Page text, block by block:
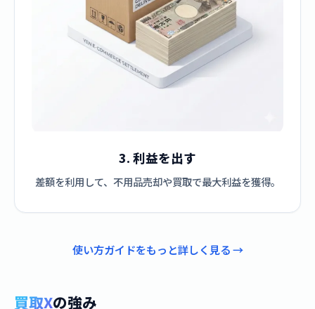
3. 利益を出す
差額を利用して、不用品売却や買取で最大利益を獲得。
使い方ガイドをもっと詳しく見る →
買取Xの強み